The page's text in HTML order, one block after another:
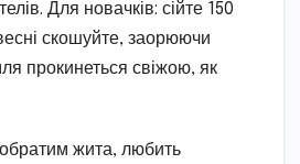
Для новачків: сійте 150
скошуйте, заорюючи
прокинеться свіжою, як
жита, любить